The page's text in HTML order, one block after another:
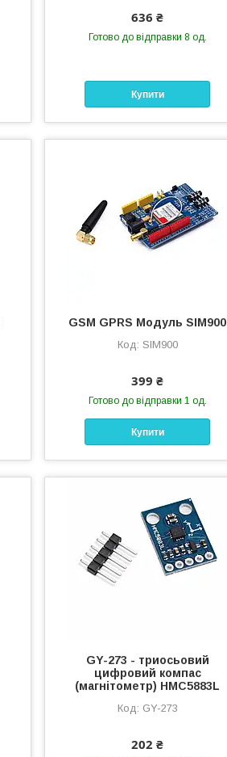
636 ₴
Готово до відправки 8 од.
Купити
GSM GPRS Модуль SIM900
SIM900
399 ₴
Готово до відправки 1 од.
Купити
GY-273 - триосьовий
цифровий компас
(магнітометр) HMC5883L
GY-273
202 ₴